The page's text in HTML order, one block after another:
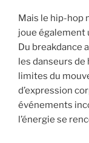
Mais le hip-hop
joue également
Du breakdance
les danseurs
limites du
d’expression
événements
l’énergie se